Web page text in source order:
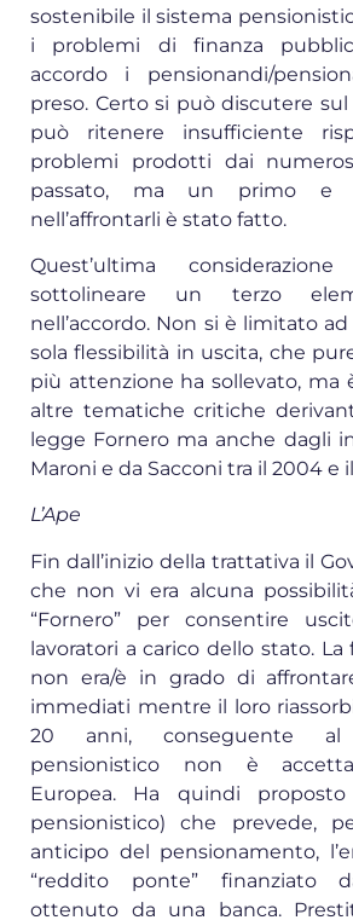
sostenibile il sistema
i problemi di finanza
accordo i pensionandi/
preso. Certo si può discutere
può ritenere insufficiente
problemi prodotti dai
passato, ma un primo e
nell’affrontarli è stato fatto.
Quest’ultima
sottolineare un terzo
nell’accordo. Non si è limitato
sola flessibilità in uscita, che
più attenzione ha sollevato, ma
altre tematiche critiche
legge Fornero ma anche dagli
Maroni e da Sacconi tra il 2004 e il
L’Ape
Fin dall’inizio della trattativa il
che non vi era alcuna
“Fornero” per consentire
lavoratori a carico dello stato.
non era/è in grado di
immediati mentre il loro
20 anni, conseguente
pensionistico non è
Europea. Ha quindi proposto
pensionistico) che prevede,
anticipo del pensionamento,
“reddito ponte” finanziato
ottenuto da una banca.